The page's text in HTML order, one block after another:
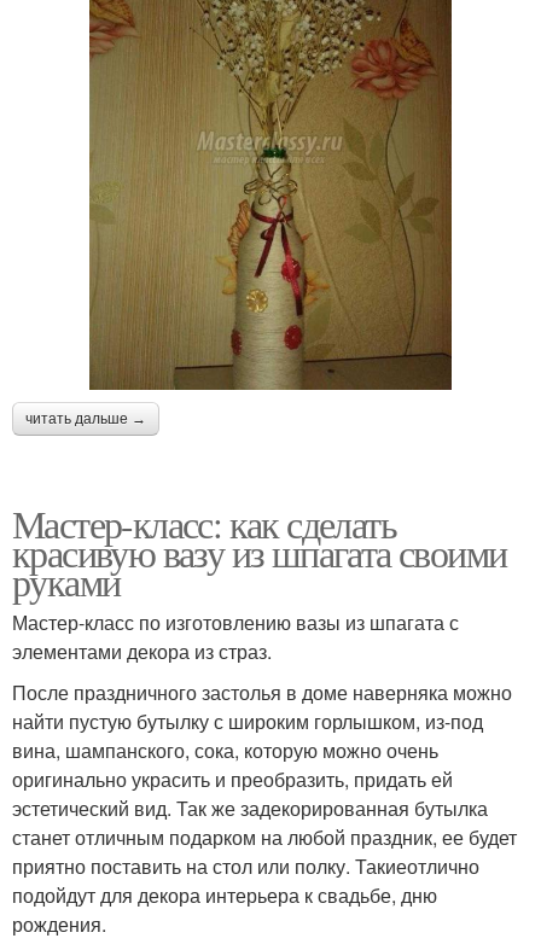
читать дальше →
Мастер-класс: как сделать
красивую вазу из шпагата своими
руками
Мастер-класс по изготовлению вазы из шпагата с
элементами декора из страз.
После праздничного застолья в доме наверняка можно
найти пустую бутылку с широким горлышком, из-под
вина, шампанского, сока, которую можно очень
оригинально украсить и преобразить, придать ей
эстетический вид. Так же задекорированная бутылка
станет отличным подарком на любой праздник, ее будет
приятно поставить на стол или полку. Такиеотлично
подойдут для декора интерьера к свадьбе, дню
рождения.